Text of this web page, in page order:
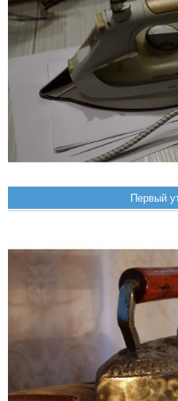
Первый